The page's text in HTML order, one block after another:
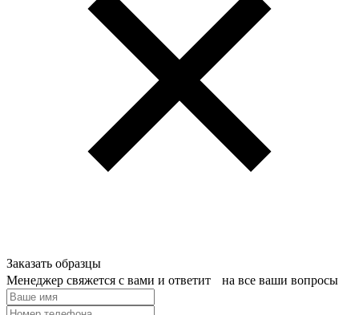
Заказать образцы
Менеджер свяжется с вами и ответит на все ваши вопросы